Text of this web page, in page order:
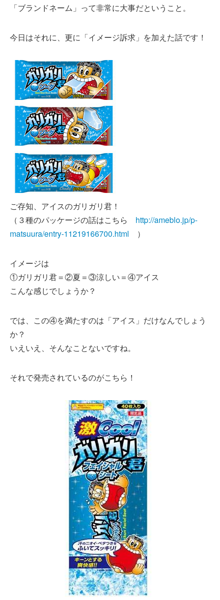
「ブランドネーム」って非常に大事だということ。
今日はそれに、更に「イメージ訴求」を加えた話です！
ご存知、アイスのガリガリ君！
（３種のパッケージの話はこちら http://ameblo.jp/p-
matsuura/entry-11219166700.html ）
イメージは
①ガリガリ君＝②夏＝③涼しい＝④アイス
こんな感じでしょうか？
では、この④を満たすのは「アイス」だけなんでしょう
か？
いえいえ、そんなことないですね。
それで発売されているのがこちら！